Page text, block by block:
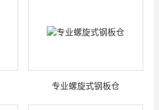
专业螺旋式钢板仓